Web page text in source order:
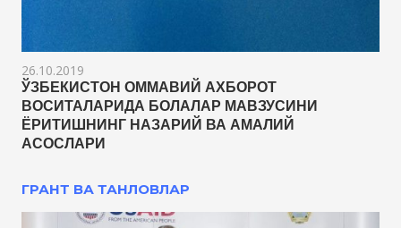
26.10.2019
ЎЗБЕКИСТОН ОММАВИЙ АХБОРОТ
ВОСИТАЛАРИДА БОЛАЛАР МАВЗУСИНИ
ЁРИТИШНИНГ НАЗАРИЙ ВА АМАЛИЙ
АСОСЛАРИ
ГРАНТ ВА ТАНЛОВЛАР